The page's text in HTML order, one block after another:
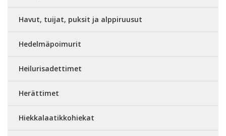
Havut, tuijat, puksit ja alppiruusut
Hedelmäpoimurit
Heilurisadettimet
Herättimet
Hiekkalaatikkohiekat